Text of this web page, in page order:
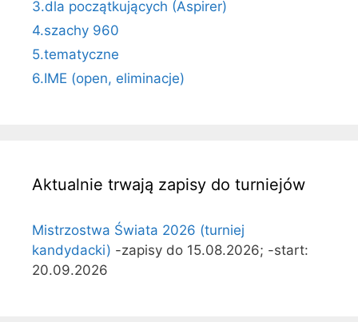
3.dla początkujących (Aspirer)
4.szachy 960
5.tematyczne
6.IME (open, eliminacje)
Aktualnie trwają zapisy do turniejów
Mistrzostwa Świata 2026 (turniej
kandydacki) -zapisy do 15.08.2026; -start:
20.09.2026